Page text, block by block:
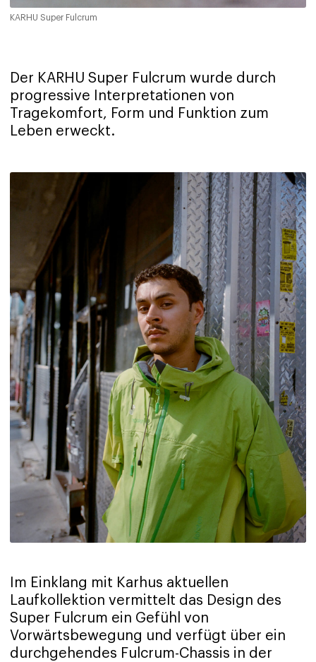
KARHU Super Fulcrum
Der KARHU Super Fulcrum wurde durch
progressive Interpretationen von
Tragekomfort, Form und Funktion zum
Leben erweckt.
Im Einklang mit Karhus aktuellen
Laufkollektion vermittelt das Design des
Super Fulcrum ein Gefühl von
Vorwärtsbewegung und verfügt über ein
durchgehendes Fulcrum-Chassis in der